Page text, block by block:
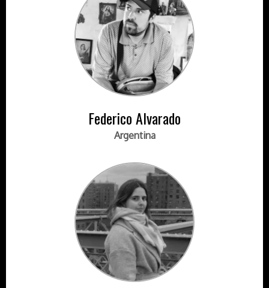
Federico Alvarado
Argentina